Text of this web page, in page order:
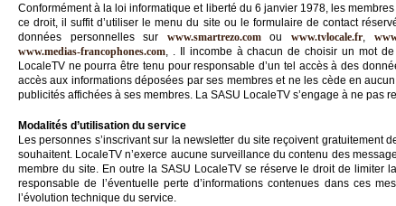
Conformément à la loi informatique et liberté du 6 janvier 1978, les
ce droit, il suffit d’utiliser le menu du site ou le formulaire de contact
données personnelles sur www.smartrezo.comouwww.tvlocale.fr
www.medias-francophones.com , . Il incombe à chacun de choisir un mot
LocaleTV ne pourra être tenu pour responsable d’un tel accès à des
accès aux informations déposées par ses membres et ne les cède en
publicités affichées à ses membres. La SASU LocaleTV s’engage à ne pas
Modalités d’utilisation du service
Les personnes s’inscrivant sur la newsletter du site reçoivent
souhaitent. LocaleTV n’exerce aucune surveillance du contenu des
membre du site. En outre la SASU LocaleTV se réserve le droit de
responsable de l’éventuelle perte d’informations contenues dans ces
l’évolution technique du service.